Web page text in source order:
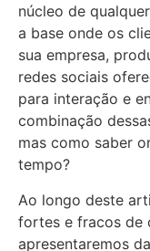
núcleo de
a base onde os
sua empresa,
redes sociais
para interação e
combinação
mas como saber
tempo?
Ao longo deste
fortes e fracos de
apresentaremos